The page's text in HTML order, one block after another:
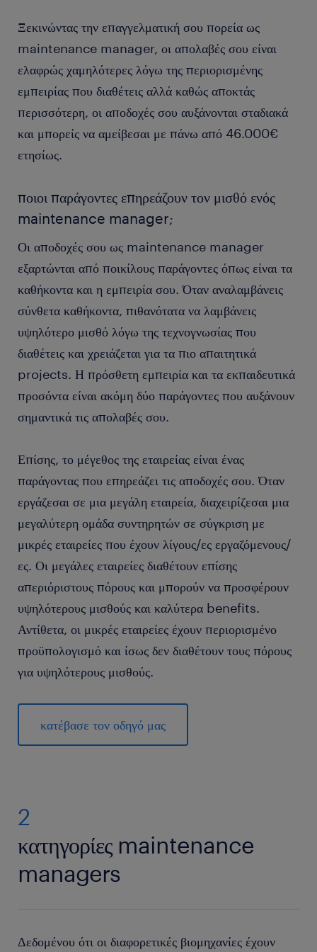
Ξεκινώντας την επαγγελματική σου πορεία ως
maintenance manager, οι απολαβές σου είναι
ελαφρώς χαμηλότερες λόγω της περιορισμένης
εμπειρίας που διαθέτεις αλλά καθώς αποκτάς
περισσότερη, οι αποδοχές σου αυξάνονται σταδιακά
και μπορείς να αμείβεσαι με πάνω από 46.000€
ετησίως.
ποιοι παράγοντες επηρεάζουν τον μισθό ενός
maintenance manager;
Οι αποδοχές σου ως maintenance manager
εξαρτώνται από ποικίλους παράγοντες όπως είναι τα
καθήκοντα και η εμπειρία σου. Όταν αναλαμβάνεις
σύνθετα καθήκοντα, πιθανότατα να λαμβάνεις
υψηλότερο μισθό λόγω της τεχνογνωσίας που
διαθέτεις και χρειάζεται για τα πιο απαιτητικά
projects. Η πρόσθετη εμπειρία και τα εκπαιδευτικά
προσόντα είναι ακόμη δύο παράγοντες που αυξάνουν
σημαντικά τις απολαβές σου.
Επίσης, το μέγεθος της εταιρείας είναι ένας
παράγοντας που επηρεάζει τις αποδοχές σου. Όταν
εργάζεσαι σε μια μεγάλη εταιρεία, διαχειρίζεσαι μια
μεγαλύτερη ομάδα συντηρητών σε σύγκριση με
μικρές εταιρείες που έχουν λίγους/ες εργαζόμενους/
ες. Οι μεγάλες εταιρείες διαθέτουν επίσης
απεριόριστους πόρους και μπορούν να προσφέρουν
υψηλότερους μισθούς και καλύτερα benefits.
Αντίθετα, οι μικρές εταιρείες έχουν περιορισμένο
προϋπολογισμό και ίσως δεν διαθέτουν τους πόρους
για υψηλότερους μισθούς.
κατέβασε τον οδηγό μας
2
κατηγορίες maintenance
managers
Δεδομένου ότι οι διαφορετικές βιομηχανίες έχουν